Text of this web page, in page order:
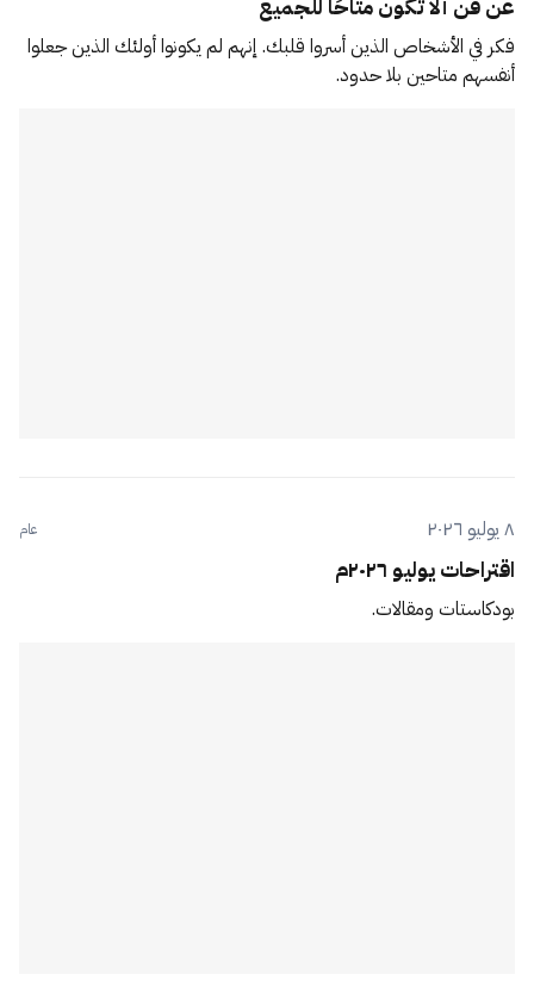
عن فن ألا تكون متاحًا للجميع
فكر في الأشخاص الذين أسروا قلبك. إنهم لم يكونوا أولئك الذين جعلوا
أنفسهم متاحين بلا حدود.
٨ يوليو ٢٠٢٦ عام
اقتراحات يوليو ٢٠٢٦م
بودكاستات ومقالات.